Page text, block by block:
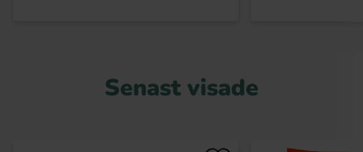
Senast visade